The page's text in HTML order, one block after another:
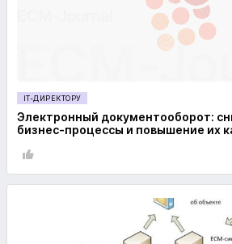
IT-ДИРЕКТОРУ
Электронный документооборот:
бизнес-процессы и повышение их